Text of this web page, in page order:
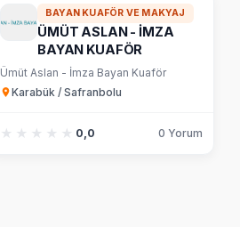
BAYAN KUAFÖR VE MAKYAJ
ÜMÜT ASLAN - İMZA
BAYAN KUAFÖR
Ümüt Aslan - İmza Bayan Kuaför
Karabük / Safranbolu
★★★★★
★★★★★ 0,0 0 Yorum